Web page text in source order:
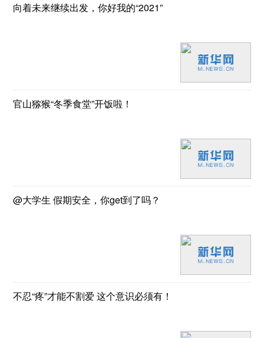
向着未来继续出发，你好我的“2021”
官山猕猴“冬季食堂”开饭啦！
@大学生 假期安全，你get到了吗？
不忍“疼”才能不割爱 这个意识必须有！